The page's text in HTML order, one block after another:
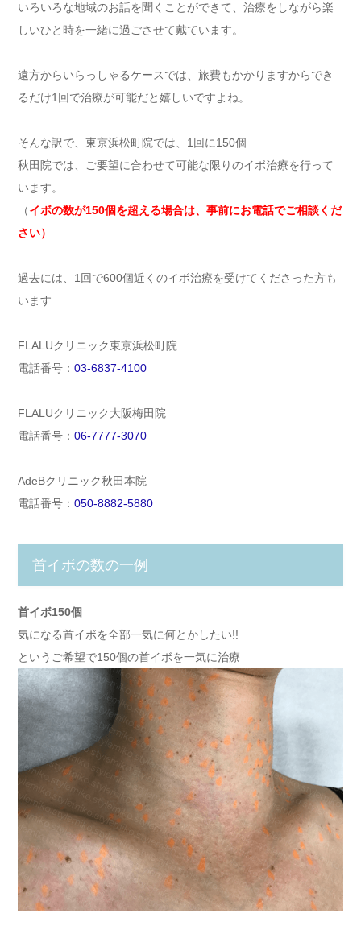
いろいろな地域のお話を聞くことができて、治療をしながら楽
しいひと時を一緒に過ごさせて戴ています。
遠方からいらっしゃるケースでは、旅費もかかりますからでき
るだけ1回で治療が可能だと嬉しいですよね。
そんな訳で、東京浜松町院では、1回に150個
秋田院では、ご要望に合わせて可能な限りのイボ治療を行って
います。
（イボの数が150個を超える場合は、事前にお電話でご相談くだ
さい）
過去には、1回で600個近くのイボ治療を受けてくださった方も
います…
FLALUクリニック東京浜松町院
電話番号： 03-6837-4100
FLALUクリニック大阪梅田院
電話番号： 06-7777-3070
AdeBクリニック秋田本院
電話番号： 050-8882-5880
首イボの数の一例
首イボ150個
気になる首イボを全部一気に何とかしたい!!
というご希望で150個の首イボを一気に治療